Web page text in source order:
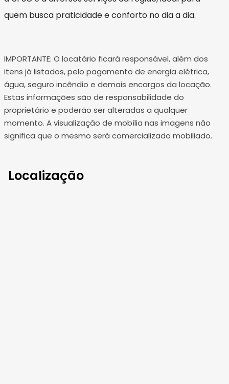
quem busca praticidade e conforto no dia a dia.
IMPORTANTE: O locatário ficará responsável, além dos
itens já listados, pelo pagamento de energia elétrica,
água, seguro incêndio e demais encargos da locação.
Estas informações são de responsabilidade do
proprietário e poderão ser alteradas a qualquer
momento. A visualização de mobília nas imagens não
significa que o mesmo será comercializado mobiliado.
Localização